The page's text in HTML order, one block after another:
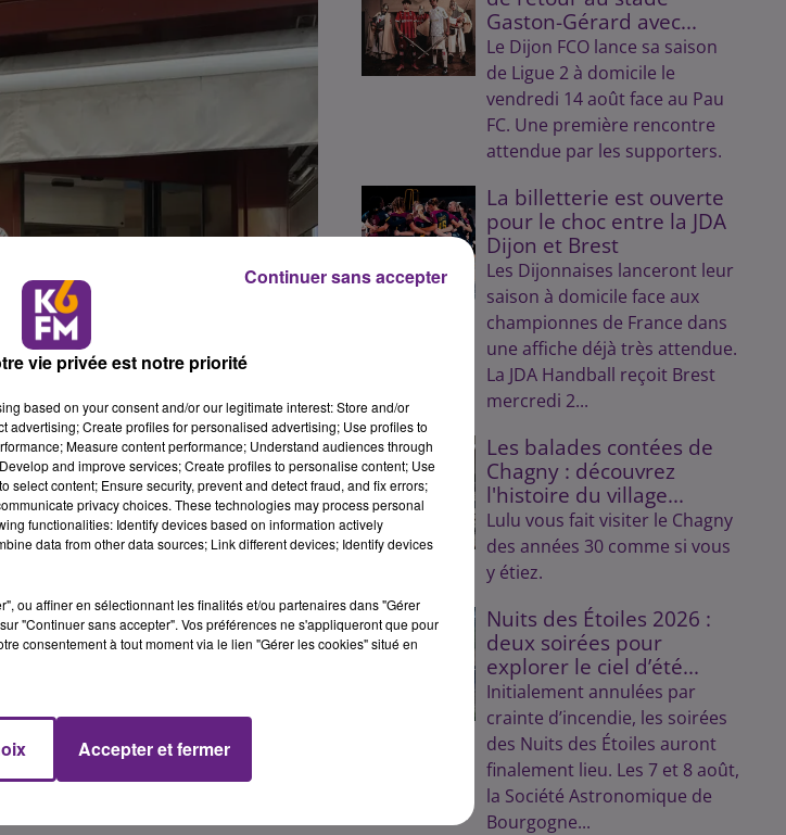
et de la place Saint-Exupéry.
placer sa vendeuse et son apprenti
ces derniers jours un retour
ci-dessous son interview :
Gaston-Gérard avec...
Le Dijon FCO lance sa saison
de Ligue 2 à domicile le
vendredi 14 août face au Pau
FC. Une première rencontre
attendue par les supporters.
La billetterie est ouverte
pour le choc entre la JDA
Dijon et Brest
Les Dijonnaises lanceront leur
saison à domicile face aux
championnes de France dans
une affiche déjà très attendue.
La JDA Handball reçoit Brest
mercredi 2...
Les balades contées de
Chagny : découvrez
l'histoire du village...
Lulu vous fait visiter le Chagny
des années 30 comme si vous
y étiez.
Nuits des Étoiles 2026 :
deux soirées pour
explorer le ciel d’été...
Initialement annulées par
crainte d’incendie, les soirées
des Nuits des Étoiles auront
finalement lieu. Les 7 et 8 août,
la Société Astronomique de
Bourgogne...
vie privée est notre priorité
based on your consent and/or our legitimate interest: Store and/or
advertising; Create profiles for personalised advertising; Use profiles to
Measure content performance; Understand audiences through
and improve services; Create profiles to personalise content; Use
content; Ensure security, prevent and detect fraud, and fix errors;
privacy choices. These technologies may process personal
functionalities: Identify devices based on information actively
data from other data sources; Link different devices; Identify devices
ou affiner en sélectionnant les finalités et/ou partenaires dans "Gérer
"Continuer sans accepter". Vos préférences ne s'appliqueront que pour
consentement à tout moment via le lien "Gérer les cookies" situé en
Accepter et fermer
Continuer sans accepter